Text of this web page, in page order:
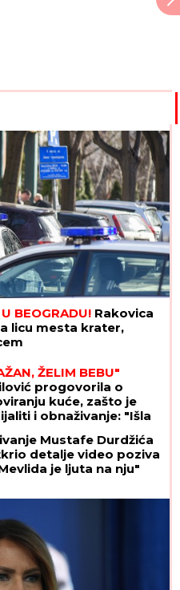
BEOGRADU! Rakovica
licu mesta krater,
ŽELIM BEBU"
progovorila o
kuće, zašto je
i obnaživanje: "Išla
Mustafe Durdžića
detalje video poziva
je ljuta na nju"